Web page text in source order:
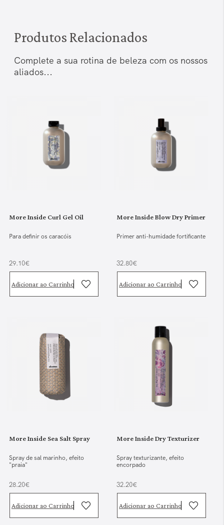
Produtos Relacionados
Complete a sua rotina de beleza com os nossos
aliados...
More Inside Curl Gel Oil
Para definir os caracóis
29.10€
Adicionar ao Carrinho
More Inside Blow Dry Primer
Primer anti-humidade fortificante
32.80€
Adicionar ao Carrinho
More Inside Sea Salt Spray
Spray de sal marinho, efeito
"praia"
28.20€
Adicionar ao Carrinho
More Inside Dry Texturizer
Spray texturizante, efeito
encorpado
32.20€
Adicionar ao Carrinho